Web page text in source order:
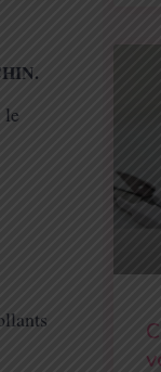
le